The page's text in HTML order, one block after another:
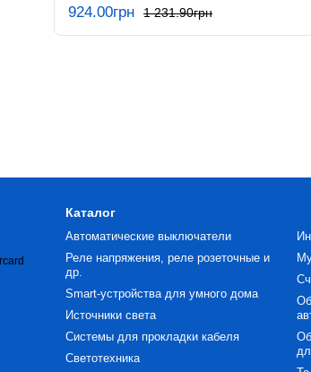
1 231.90грн
924.00грн
Каталог
Автоматические выключатели
Реле напряжения, реле розеточные и
др.
Smart-устройства для умного дома
Источники света
Системы для прокладки кабеля
Светотехника